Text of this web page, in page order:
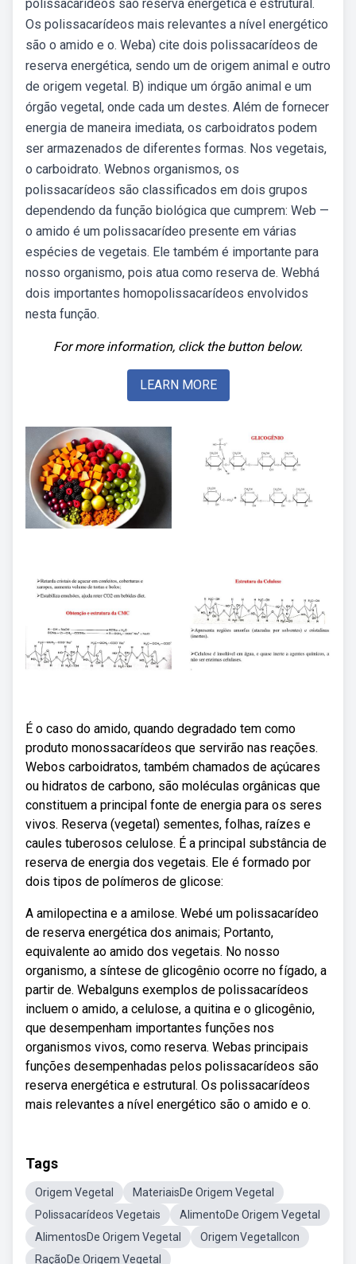
polissacarídeos são reserva energética e estrutural.
Os polissacarídeos mais relevantes a nível energético
são o amido e o. Weba) cite dois polissacarídeos de
reserva energética, sendo um de origem animal e outro
de origem vegetal. B) indique um órgão animal e um
órgão vegetal, onde cada um destes. Além de fornecer
energia de maneira imediata, os carboidratos podem
ser armazenados de diferentes formas. Nos vegetais,
o carboidrato. Webnos organismos, os
polissacarídeos são classificados em dois grupos
dependendo da função biológica que cumprem: Web —
o amido é um polissacarídeo presente em várias
espécies de vegetais. Ele também é importante para
nosso organismo, pois atua como reserva de. Webhá
dois importantes homopolissacarídeos envolvidos
nesta função.
For more information, click the button below.
LEARN MORE
É o caso do amido, quando degradado tem como
produto monossacarídeos que servirão nas reações.
Webos carboidratos, também chamados de açúcares
ou hidratos de carbono, são moléculas orgânicas que
constituem a principal fonte de energia para os seres
vivos. Reserva (vegetal) sementes, folhas, raízes e
caules tuberosos celulose. É a principal substância de
reserva de energia dos vegetais. Ele é formado por
dois tipos de polímeros de glicose:
A amilopectina e a amilose. Webé um polissacarídeo
de reserva energética dos animais; Portanto,
equivalente ao amido dos vegetais. No nosso
organismo, a síntese de glicogênio ocorre no fígado, a
partir de. Webalguns exemplos de polissacarídeos
incluem o amido, a celulose, a quitina e o glicogênio,
que desempenham importantes funções nos
organismos vivos, como reserva. Webas principais
funções desempenhadas pelos polissacarídeos são
reserva energética e estrutural. Os polissacarídeos
mais relevantes a nível energético são o amido e o.
Tags
Origem Vegetal
MateriaisDe Origem Vegetal
Polissacarídeos Vegetais
AlimentoDe Origem Vegetal
AlimentosDe Origem Vegetal
Origem VegetalIcon
RaçãoDe Origem Vegetal